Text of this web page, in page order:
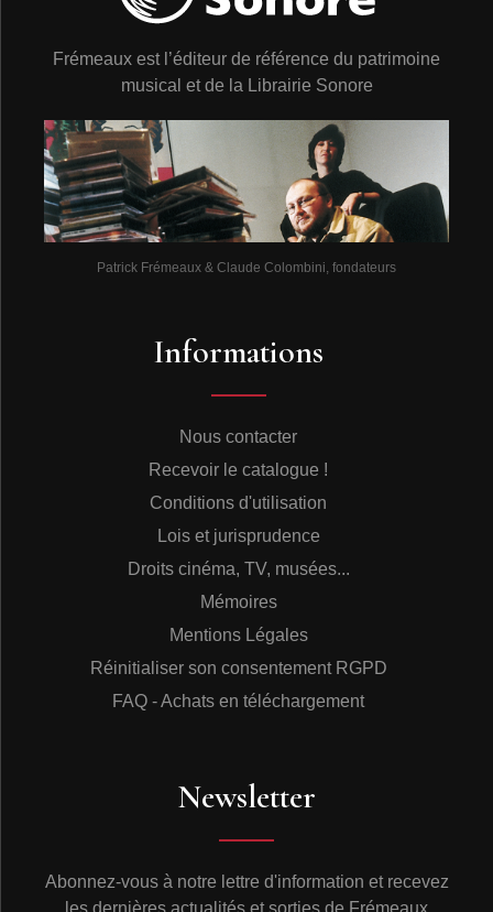
Frémeaux est l’éditeur de référence du patrimoine
musical et de la Librairie Sonore
Patrick Frémeaux & Claude Colombini, fondateurs
Informations
Nous contacter
Recevoir le catalogue !
Conditions d'utilisation
Lois et jurisprudence
Droits cinéma, TV, musées...
Mémoires
Mentions Légales
Réinitialiser son consentement RGPD
FAQ - Achats en téléchargement
Newsletter
Abonnez-vous à notre lettre d'information et recevez
les dernières actualités et sorties de Frémeaux